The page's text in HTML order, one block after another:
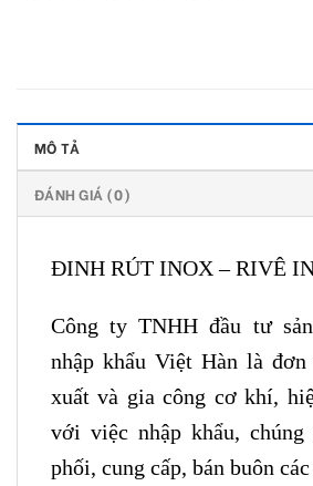
MÔ TẢ
ĐÁNH GIÁ (0)
ĐINH RÚT INOX – RIVÊ
Công ty TNHH đầu tư
nhập khẩu Việt Hàn là đơn
xuất và gia công cơ khí,
với việc nhập khẩu, chúng
phối, cung cấp, bán buôn